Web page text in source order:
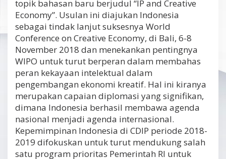
topik bahasan baru berjudul “IP and Creative
Economy”. Usulan ini diajukan Indonesia
sebagai tindak lanjut suksesnya World
Conference on Creative Economy, di Bali, 6-8
November 2018 dan menekankan pentingnya
WIPO untuk turut berperan dalam membahas
peran kekayaan intelektual dalam
pengembangan ekonomi kreatif. Hal ini kiranya
merupakan capaian diplomasi yang signifikan,
dimana Indonesia berhasil membawa agenda
nasional menjadi agenda internasional.
Kepemimpinan Indonesia di CDIP periode 2018-
2019 difokuskan untuk turut mendukung salah
satu program prioritas Pemerintah RI untuk